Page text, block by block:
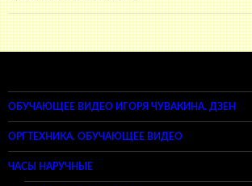
ОБУЧАЮЩЕЕ ВИДЕО ИГОРЯ ЧУВАКИНА. ДЗЕН
ОРГТЕХНИКА. ОБУЧАЮЩЕЕ ВИДЕО
ЧАСЫ НАРУЧНЫЕ